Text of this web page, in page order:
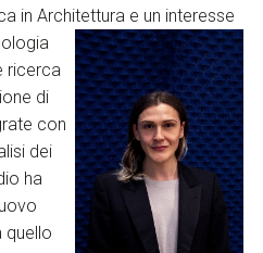
in Architettura e un interesse
ricerca
di
con
dei
ha
quello